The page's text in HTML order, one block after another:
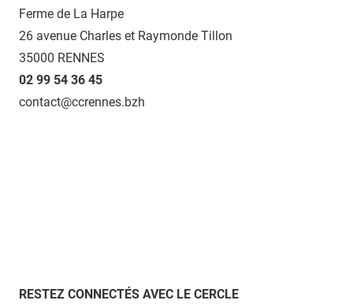
Ferme de La Harpe
26 avenue Charles et Raymonde Tillon
35000 RENNES
02 99 54 36 45
contact@ccrennes.bzh
RESTEZ CONNECTÉS AVEC LE CERCLE